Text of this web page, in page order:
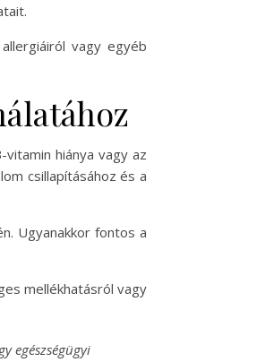
vagy egyéb
hiánya vagy az
csillapításához és a
Ugyanakkor fontos a
mellékhatásról vagy
egészségügyi